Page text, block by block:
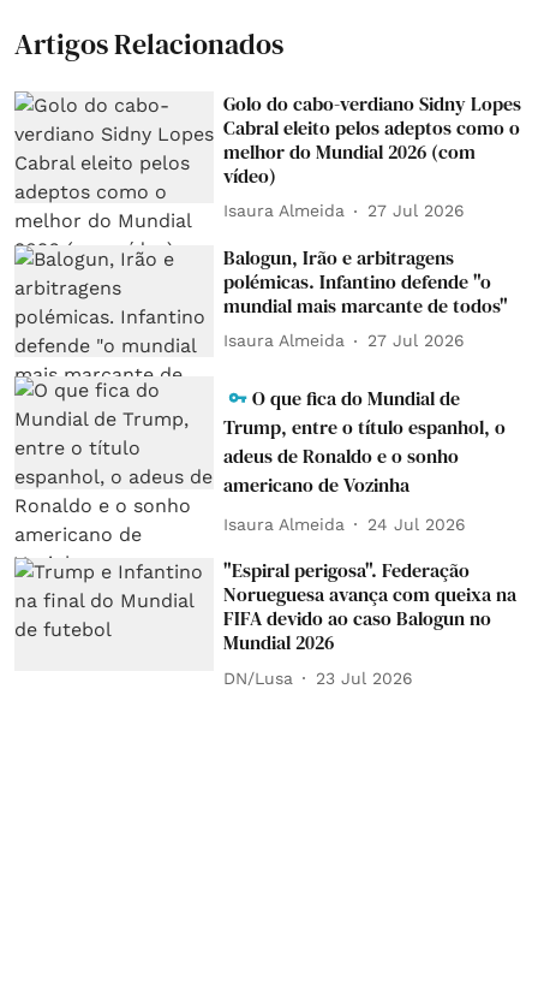
Artigos Relacionados
Golo do cabo-verdiano Sidny Lopes
Cabral eleito pelos adeptos como o
melhor do Mundial 2026 (com
vídeo)
Isaura Almeida 27 Jul 2026
Balogun, Irão e arbitragens
polémicas. Infantino defende "o
mundial mais marcante de todos"
Isaura Almeida 27 Jul 2026
O que fica do Mundial de
Trump, entre o título espanhol, o
adeus de Ronaldo e o sonho
americano de Vozinha
Isaura Almeida 24 Jul 2026
"Espiral perigosa". Federação
Norueguesa avança com queixa na
FIFA devido ao caso Balogun no
Mundial 2026
DN/Lusa 23 Jul 2026